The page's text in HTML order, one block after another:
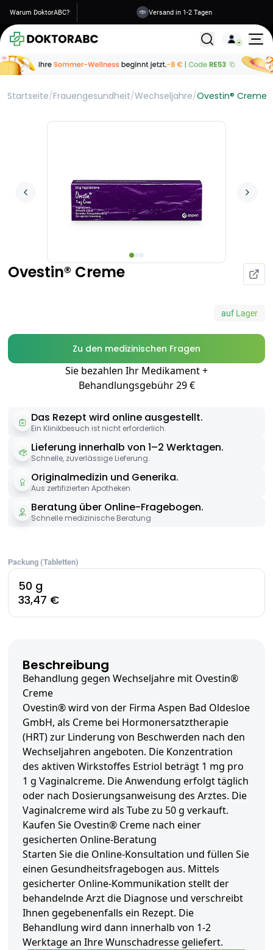
Warum DoktorABC? Versand in 1-2 Tagen
Alle
Startseite/Frauengesundheit/Wechseljahre/Ovestin® Creme
Ovestin® Creme
auf Lager
Zu den medizinischen Fragen
Sie bezahlen Ihr Medikament +
Behandlungsgebühr 29 €
Das Rezept wird online ausgestellt.
Ein Klinikbesuch ist nicht erforderlich.
Lieferung innerhalb von 1–2 Werktagen.
Schnelle, zuverlässige Lieferung.
Originalmedizin und Generika.
Aus zertifizierten Apotheken.
Beratung über Online-Fragebogen.
Schnelle medizinische Beratung
Packung (Tabletten)
50 g
33,47 €
Beschreibung
Behandlung gegen Wechseljahre mit Ovestin®
Creme
Ovestin® wird von der Firma Aspen Bad Oldesloe
GmbH, als Creme bei Hormonersatztherapie
(HRT) zur Linderung von Beschwerden nach den
Wechseljahren angeboten. Die Konzentration
des aktiven Wirkstoffes Estriol beträgt 1 mg pro
1 g Vaginalcreme. Die Anwendung erfolgt täglich
oder nach Dosierungsanweisung des Arztes. Die
Vaginalcreme wird als Tube zu 50 g verkauft.
Kaufen Sie Ovestin® Creme nach einer
gesicherten Online-Beratung
Starten Sie die Online-Konsultation und füllen Sie
einen Gesundheitsfragebogen aus. Mittels
gesicherter Online-Kommunikation stellt der
behandelnde Arzt die Diagnose und verschreibt
Ihnen gegebenenfalls ein Rezept. Die
Behandlung wird dann innerhalb von 1-2
Werktage an Ihre Wunschadresse geliefert.